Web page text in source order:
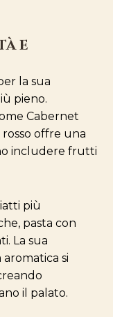
e
la sua
pieno.
Cabernet
offre una
includere frutti
più
pasta con
La sua
si
il palato.